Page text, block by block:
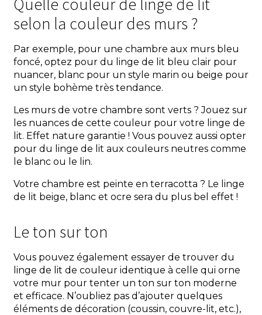
selon la couleur des murs ?
Par exemple, pour une chambre aux murs bleu
foncé, optez pour du linge de lit bleu clair pour
nuancer, blanc pour un style marin ou beige pour
un style bohème très tendance.
Les murs de votre chambre sont verts ? Jouez sur
les nuances de cette couleur pour votre linge de
lit. Effet nature garantie ! Vous pouvez aussi opter
pour du linge de lit aux couleurs neutres comme
le blanc ou le lin.
Votre chambre est peinte en terracotta ? Le linge
de lit beige, blanc et ocre sera du plus bel effet !
Le ton sur ton
Vous pouvez également essayer de trouver du
linge de lit de couleur identique à celle qui orne
votre mur pour tenter un ton sur ton moderne
et efficace. N’oubliez pas d’ajouter quelques
éléments de décoration (coussin, couvre-lit, etc.),